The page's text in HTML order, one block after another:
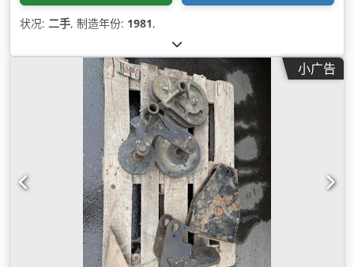
状况: 二手, 制造年份: 1981,
小广告